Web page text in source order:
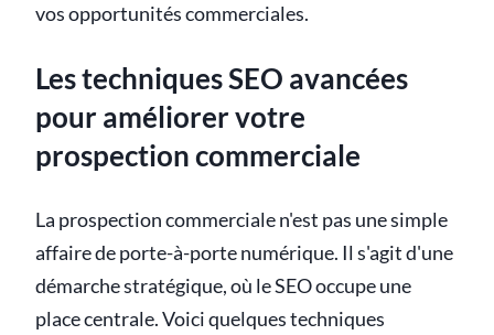
vos opportunités commerciales.
Les techniques SEO avancées
pour améliorer votre
prospection commerciale
La prospection commerciale n'est pas une simple
affaire de porte-à-porte numérique. Il s'agit d'une
démarche stratégique, où le SEO occupe une
place centrale. Voici quelques techniques